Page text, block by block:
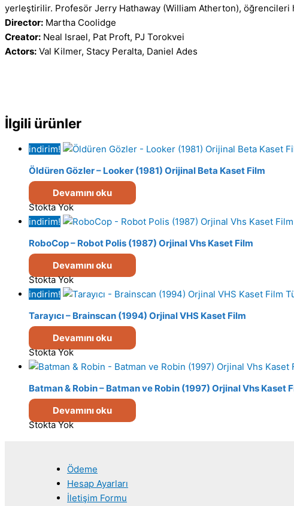
yerleştirilir. Profesör Jerry Hathaway (William Atherton),
Director: Martha Coolidge
Creator: Neal Israel, Pat Proft, PJ Torokvei
Actors: Val Kilmer, Stacy Peralta, Daniel Ades
İlgili ürünler
indirim!
Öldüren Gözler – Looker (1981) Orijinal Beta Kaset Film
Devamını oku
Stokta Yok
indirim!
RoboCop – Robot Polis (1987) Orjinal Vhs Kaset Film
Devamını oku
Stokta Yok
indirim!
Tarayıcı – Brainscan (1994) Orjinal VHS Kaset Film
Devamını oku
Stokta Yok
Batman & Robin – Batman ve Robin (1997) Orjinal Vhs Kaset
Devamını oku
Stokta Yok
Ödeme
Hesap Ayarları
İletişim Formu